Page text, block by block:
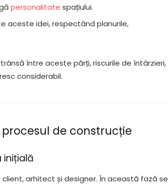
personalitate spațiului.
aceste idei, respectând planurile,
între aceste părți, riscurile de întârzieri,
considerabil.
de construcție
inițială
arhitect și designer. În această fază se